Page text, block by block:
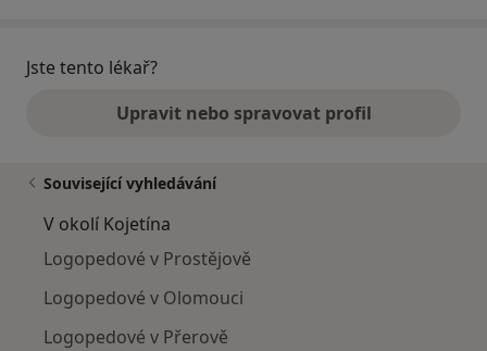
Jste tento lékař?
Upravit nebo spravovat profil
Související vyhledávání
V okolí Kojetína
Logopedové v Prostějově
Logopedové v Olomouci
Logopedové v Přerově